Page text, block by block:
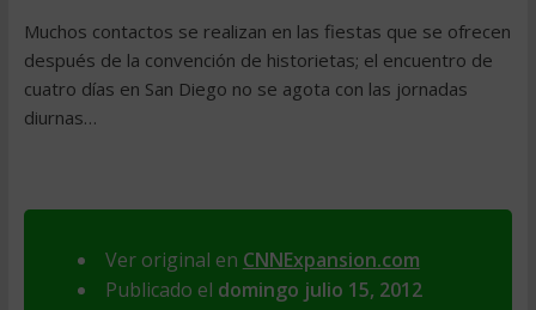
Muchos contactos se realizan en las fiestas que se ofrecen
después de la convención de historietas; el encuentro de
cuatro días en San Diego no se agota con las jornadas
diurnas…
Ver original en CNNExpansion.com
Publicado el domingo julio 15, 2012